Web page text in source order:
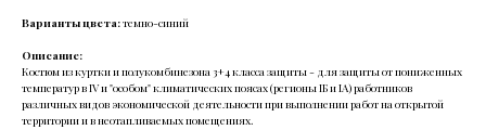
Варианты цвета:темно-синий
Описание:
Костюм из куртки и полукомбинезона 3+4 класса защиты - для защиты от пониженных
температур в IV и "особом" климатических поясах (регионы IБ и IA) работников
различных видов экономической деятельности при выполнении работ на открытой
территории и в неотапливаемых помещениях.